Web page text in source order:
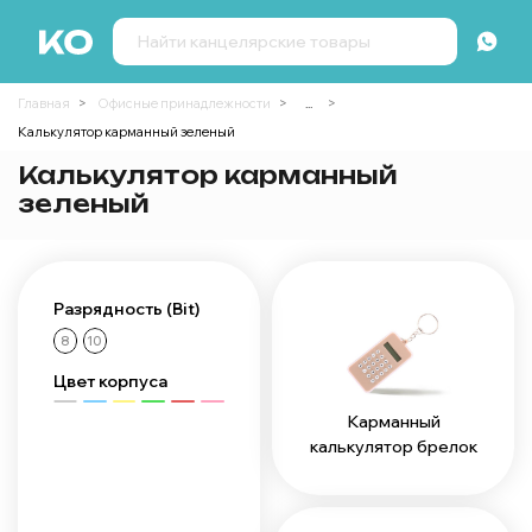
Главная Офисные принадлежности
...
Калькулятор карманный зеленый
Калькулятор карманный
зеленый
Разрядность (Bit)
8 10
Цвет корпуса
Карманный
калькулятор брелок